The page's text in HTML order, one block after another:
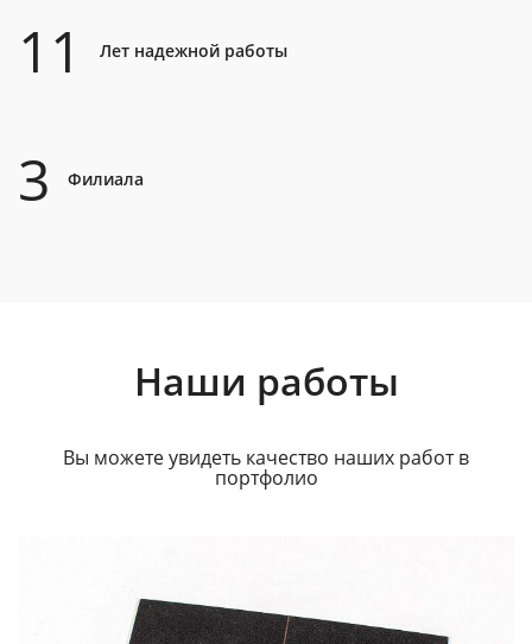
11 Лет надежной работы
3 Филиала
Наши работы
Вы можете увидеть качество наших работ в
портфолио